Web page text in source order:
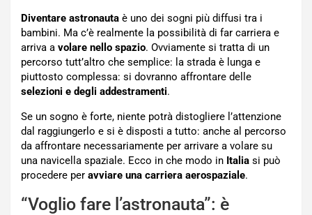
Diventare astronauta è uno dei sogni più diffusi tra i
bambini. Ma c’è realmente la possibilità di far carriera e
arriva a volare nello spazio. Ovviamente si tratta di un
percorso tutt’altro che semplice: la strada è lunga e
piuttosto complessa: si dovranno affrontare delle
selezioni e degli addestramenti.
Se un sogno è forte, niente potrà distogliere l’attenzione
dal raggiungerlo e si è disposti a tutto: anche al percorso
da affrontare necessariamente per arrivare a volare su
una navicella spaziale. Ecco in che modo in Italia si può
procedere per avviare una carriera aerospaziale.
“Voglio fare l’astronauta”: è